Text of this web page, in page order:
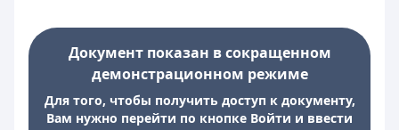
Документ показан в сокращенном
демонстрационном режиме
Для того, чтобы получить доступ к документу,
Вам нужно перейти по кнопке Войти и ввести